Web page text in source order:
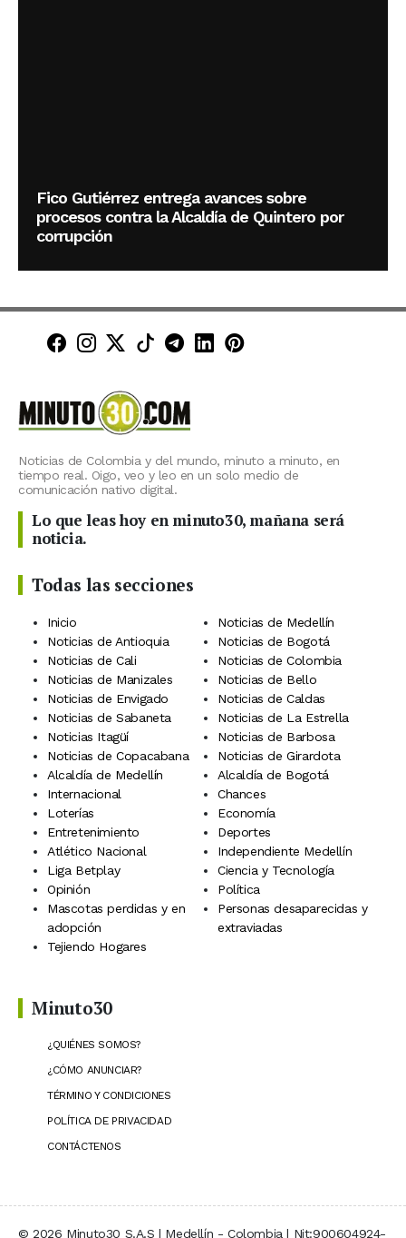
Fico Gutiérrez entrega avances sobre
procesos contra la Alcaldía de Quintero por
corrupción
Minuto30 en Facebook
Minuto30 en Instagram
Minuto30 en X (Twitter)
Minuto30 en TikTok
Canal de Minuto30 en
Minuto30 en LinkedIn
Minuto30 en
Noticias de Colombia y del mundo, minuto a minuto, en
tiempo real. Oigo, veo y leo en un solo medio de
comunicación nativo digital.
Lo que leas hoy en minuto30, mañana será
noticia.
Todas las secciones
Inicio
Noticias de Medellín
Noticias de Antioquia
Noticias de Bogotá
Noticias de Cali
Noticias de Colombia
Noticias de Manizales
Noticias de Bello
Noticias de Envigado
Noticias de Caldas
Noticias de Sabaneta
Noticias de La Estrella
Noticias Itagüí
Noticias de Barbosa
Noticias de Copacabana
Noticias de Girardota
Alcaldía de Medellín
Alcaldía de Bogotá
Internacional
Chances
Loterías
Economía
Entretenimiento
Deportes
Atlético Nacional
Independiente Medellín
Liga Betplay
Ciencia y Tecnología
Opinión
Política
Mascotas perdidas y en
adopción
Personas desaparecidas y
extraviadas
Tejiendo Hogares
Minuto30
¿QUIÉNES SOMOS?
¿CÓMO ANUNCIAR?
TÉRMINO Y CONDICIONES
POLÍTICA DE PRIVACIDAD
CONTÁCTENOS
© 2026 Minuto30 S.A.S | Medellín - Colombia | Nit:900604924-